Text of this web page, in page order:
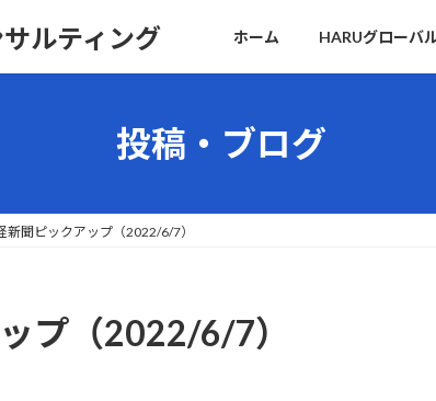
ルティング ホーム HARUグローバ
投稿・ブログ
新聞ピックアップ（2022/6/7）
プ（2022/6/7）